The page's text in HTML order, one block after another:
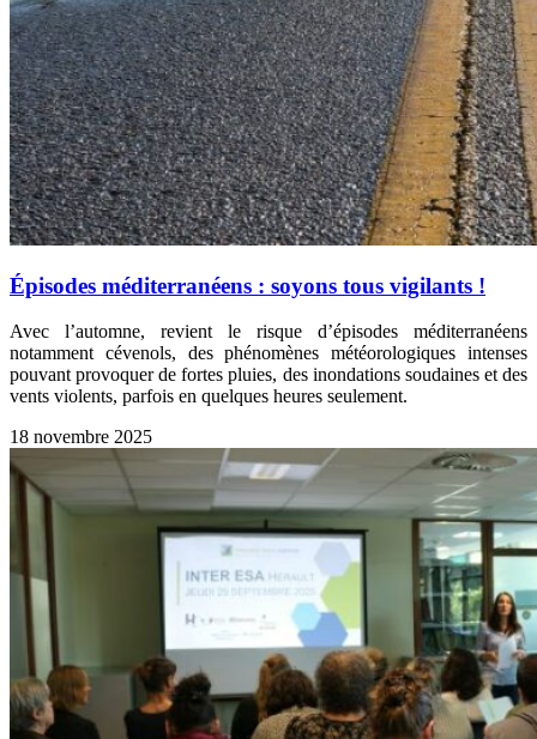
Épisodes méditerranéens : soyons tous vigilants !
Avec l’automne, revient le risque d’épisodes méditerranéens
notamment cévenols, des phénomènes météorologiques intenses
pouvant provoquer de fortes pluies, des inondations soudaines et des
vents violents, parfois en quelques heures seulement.
18 novembre 2025